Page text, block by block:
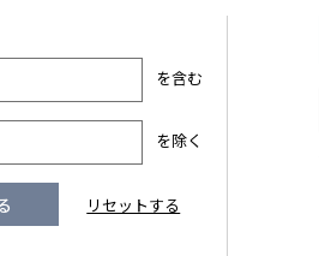
を含む
を除く